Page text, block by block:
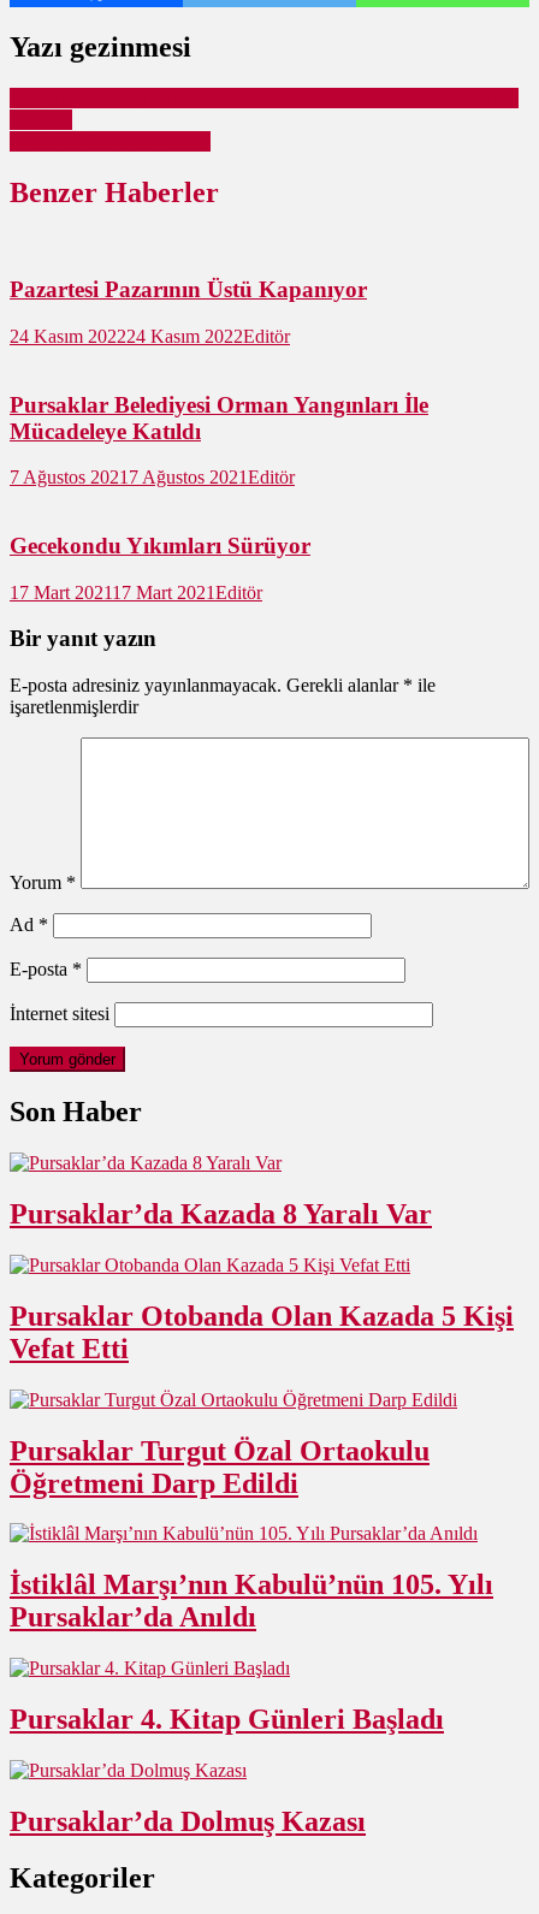
Yazı gezinmesi
Benzer Haberler
Pazartesi Pazarının Üstü Kapanıyor
24 Kasım 202224 Kasım 2022Editör
Pursaklar Belediyesi Orman Yangınları İle
Mücadeleye Katıldı
7 Ağustos 2021 7 Ağustos 2021Editör
Gecekondu Yıkımları Sürüyor
17 Mart 202117 Mart 2021Editör
Bir yanıt yazın
E-posta adresiniz yayınlanmayacak. Gerekli alanlar * ile
işaretlenmişlerdir
Yorum *
Ad *
E-posta *
İnternet sitesi
Son Haber
Pursaklar’da Kazada 8 Yaralı Var
Pursaklar Otobanda Olan Kazada 5 Kişi
Vefat Etti
Pursaklar Turgut Özal Ortaokulu
Öğretmeni Darp Edildi
İstiklâl Marşı’nın Kabulü’nün 105. Yılı
Pursaklar’da Anıldı
Pursaklar 4. Kitap Günleri Başladı
Pursaklar’da Dolmuş Kazası
Kategoriler